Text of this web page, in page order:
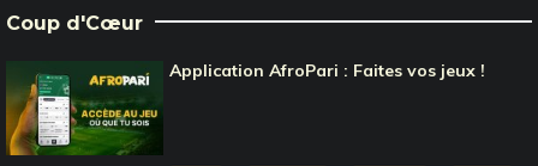
Coup d'Cœur
Application AfroPari : Faites vos jeux !